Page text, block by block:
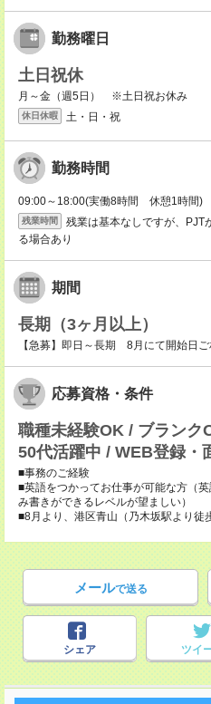
勤務曜日
土日祝休
月～金（週5日） ※土日祝お休み
休日休暇 土・日・祝
勤務時間
09:00～18:00(実働8時間 休憩1時間)
残業時間
残業は基本なしですが、PJT
る場合あり
期間
長期（3ヶ月以上）
【急募】即日～長期 8月にて開始日
応募資格・条件
職種未経験OK / ブランク
50代活躍中 / WEB登録・
■事務のご経験
■英語をつかってお仕事が可能な方（
み書きができるレベルが望ましい）
■8月より、港区青山（乃木坂駅より徒
メールで送る
シェア ツイ